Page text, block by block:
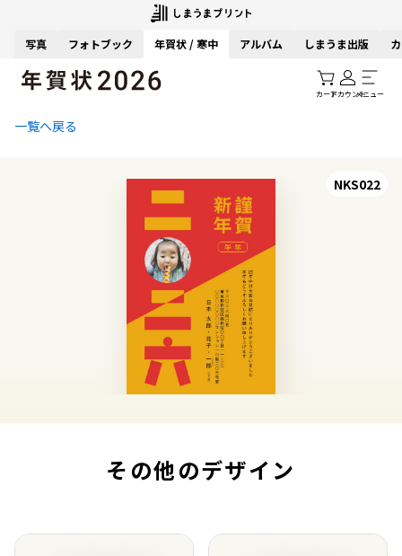
写真 フォトブック 年賀状 / 寒中 アルバム しまうま出版
カートアカウントメニュー
一覧へ戻る
NKS022
その他のデザイン